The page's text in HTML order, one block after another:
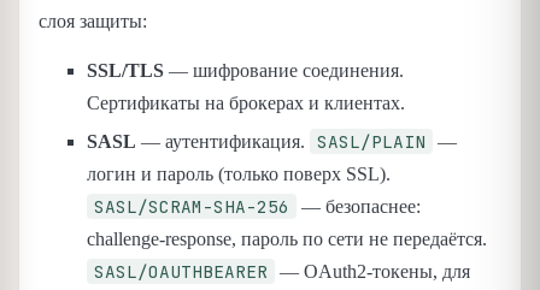
слоя защиты:
SSL/TLS — шифрование соединения.
Сертификаты на брокерах и клиентах.
SASL — аутентификация. SASL/PLAIN
—
логин и пароль (только поверх SSL).
SASL/SCRAM-SHA-256
— безопаснее:
challenge-response, пароль по сети не передаётся.
SASL/OAUTHBEARER
— OAuth2-токены, для